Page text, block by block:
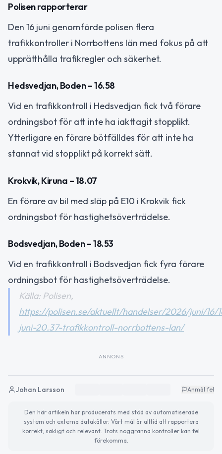
Polisen rapporterar
Den 16 juni genomförde polisen flera
trafikkontroller i Norrbottens län med fokus på att
upprätthålla trafikregler och säkerhet.
Hedsvedjan, Boden – 16.58
Vid en trafikkontroll i Hedsvedjan fick två förare
ordningsbot för att inte ha iakttagit stopplikt.
Ytterligare en förare bötfälldes för att inte ha
stannat vid stopplikt på korrekt sätt.
Krokvik, Kiruna – 18.07
En förare av bil med släp på E10 i Krokvik fick
ordningsbot för hastighetsöverträdelse.
Bodsvedjan, Boden – 18.53
Vid en trafikkontroll i Bodsvedjan fick fyra förare
ordningsbot för hastighetsöverträdelse.
Källa: Polisen,
https://polisen.se/aktuellt/handelser/2026/juni/16/
juni-20.37-trafikkontroll-norrbottens-lan/
ANNONS
Johan Larsson Anmäl fel
Den här artikeln har producerats med stöd av automatiserade
system och externa datakällor. Vårt mål är alltid att rapportera
korrekt, sakligt och relevant. Trots noggranna kontroller kan fel
förekomma.